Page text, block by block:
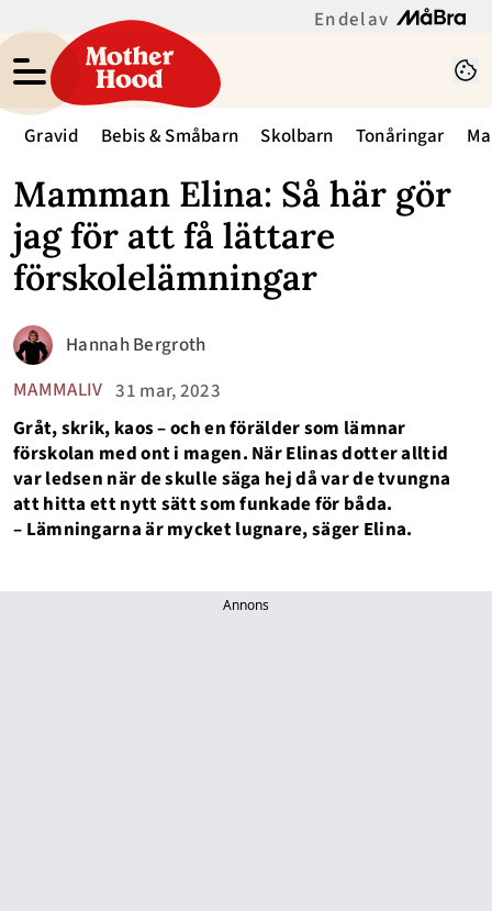
En del av
Gravid Bebis & Småbarn Skolbarn Tonåringar
Mamman Elina: Så här gör
jag för att få lättare
förskolelämningar
MAMMALIV 31 mar, 2023
Hannah Bergroth
Gråt, skrik, kaos – och en förälder som lämnar
förskolan med ont i magen. När Elinas dotter alltid
var ledsen när de skulle säga hej då var de tvungna
att hitta ett nytt sätt som funkade för båda.
– Lämningarna är mycket lugnare, säger Elina.
Annons